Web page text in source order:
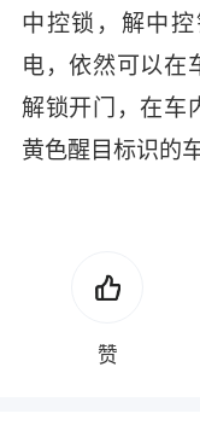
中控锁，解中
电，依然可以在
解锁开门，在车
黄色醒目标识的
赞